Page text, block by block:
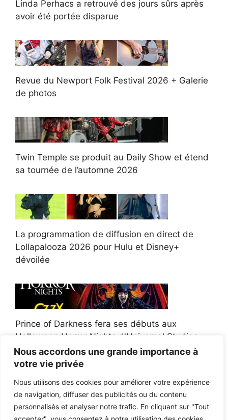
Nous accordons une grande importance à
votre vie privée
Nous utilisons des cookies pour améliorer votre expérience
de navigation, diffuser des publicités ou du contenu
personnalisés et analyser notre trafic. En cliquant sur "Tout
Linda Perhacs a retrouvé des jours sûrs après
avoir été portée disparue
Revue du Newport Folk Festival 2026 + Galerie
de photos
Twin Temple se produit au Daily Show et étend
sa tournée de l’automne 2026
La programmation de diffusion en direct de
Lollapalooza 2026 pour Hulu et Disney+
dévoilée
Prince of Darkness fera ses débuts aux
Halloween Horror Nights d'Universal Studios
Afroman poursuit un policier de l'Ohio après la
victoire du jury en diffamation